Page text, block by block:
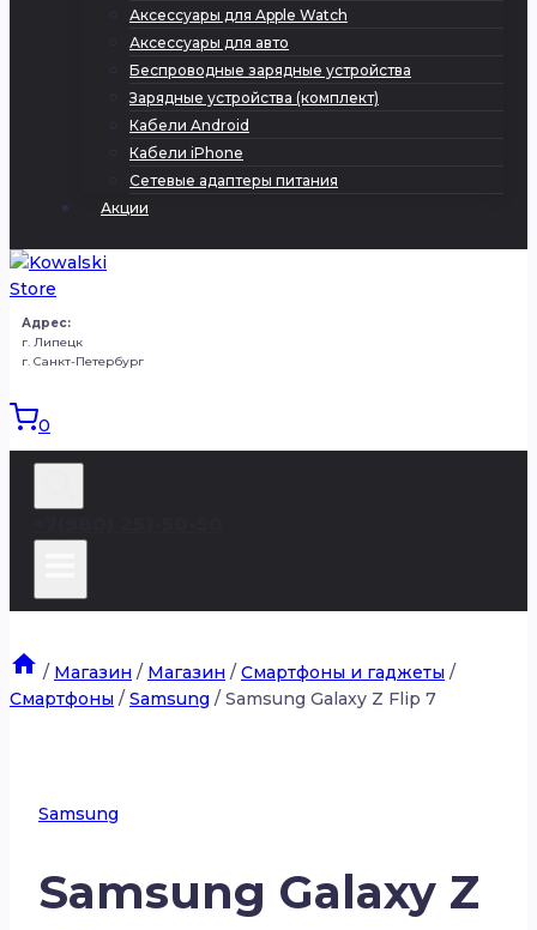
Аксессуары для Apple Watch
Аксессуары для авто
Беспроводные зарядные устройства
Зарядные устройства (комплект)
Кабели Android
Кабели iPhone
Сетевые адаптеры питания
Акции
Адрес:
г. Липецк
г. Санкт-Петербург
0
/ Магазин / Магазин / Смартфоны и гаджеты /
Смартфоны / Samsung / Samsung Galaxy Z Flip 7
Samsung
Samsung Galaxy Z